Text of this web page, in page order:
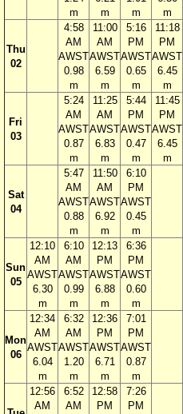
m
m
m
m
Thu
02
4:58
AM
AWST
0.98
m
11:00
AM
AWST
6.59
m
5:16
PM
AWST
0.65
m
11:18
PM
AWST
6.45
m
Fri
03
5:24
AM
AWST
0.87
m
11:25
AM
AWST
6.83
m
5:44
PM
AWST
0.47
m
11:45
PM
AWST
6.45
m
Sat
04
5:47
AM
AWST
0.88
m
11:50
AM
AWST
6.92
m
6:10
PM
AWST
0.45
m
Sun
05
12:10
AM
AWST
6.30
m
6:10
AM
AWST
0.99
m
12:13
PM
AWST
6.88
m
6:36
PM
AWST
0.60
m
Mon
06
12:34
AM
AWST
6.04
m
6:32
AM
AWST
1.20
m
12:36
PM
AWST
6.71
m
7:01
PM
AWST
0.87
m
12:56
AM
6:52
AM
12:58
PM
7:26
PM